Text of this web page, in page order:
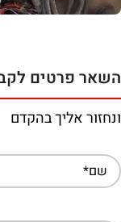
השאר פרטים
ונחזור אליך בהקדם